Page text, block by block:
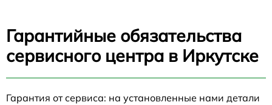
Гарантийные обязательства
сервисного центра в Иркутске
Гарантия от сервиса: на установленные нами детали